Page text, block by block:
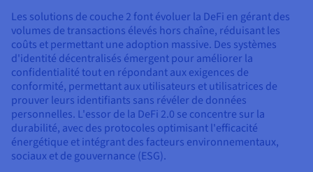
Les solutions de couche 2 font évoluer la DeFi en gérant des
volumes de transactions élevés hors chaîne, réduisant les
coûts et permettant une adoption massive. Des systèmes
d'identité décentralisés émergent pour améliorer la
confidentialité tout en répondant aux exigences de
conformité, permettant aux utilisateurs et utilisatrices de
prouver leurs identifiants sans révéler de données
personnelles. L'essor de la DeFi 2.0 se concentre sur la
durabilité, avec des protocoles optimisant l'efficacité
énergétique et intégrant des facteurs environnementaux,
sociaux et de gouvernance (ESG).